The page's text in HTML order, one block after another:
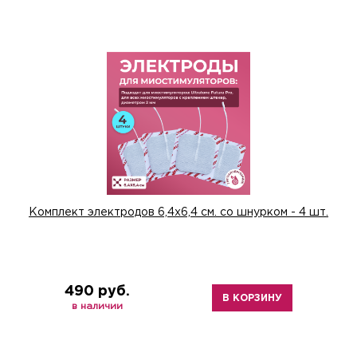
Комплект электродов 6,4х6,4 см. со шнурком - 4 шт.
490 руб.
в наличии
В КОРЗИНУ